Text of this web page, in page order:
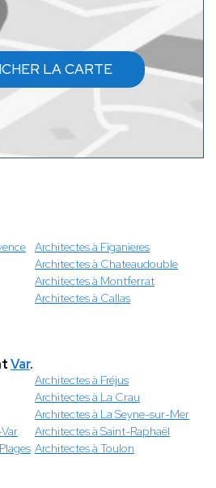
LA CARTE
Architectes à Figanieres
Architectes à Chateaudouble
Architectes à Montferrat
Architectes à Callas
Var.
Architectes à Fréjus
Architectes à La Crau
Architectes à La Seyne-sur-Mer
Architectes à Saint-Raphaël
Architectes à Toulon